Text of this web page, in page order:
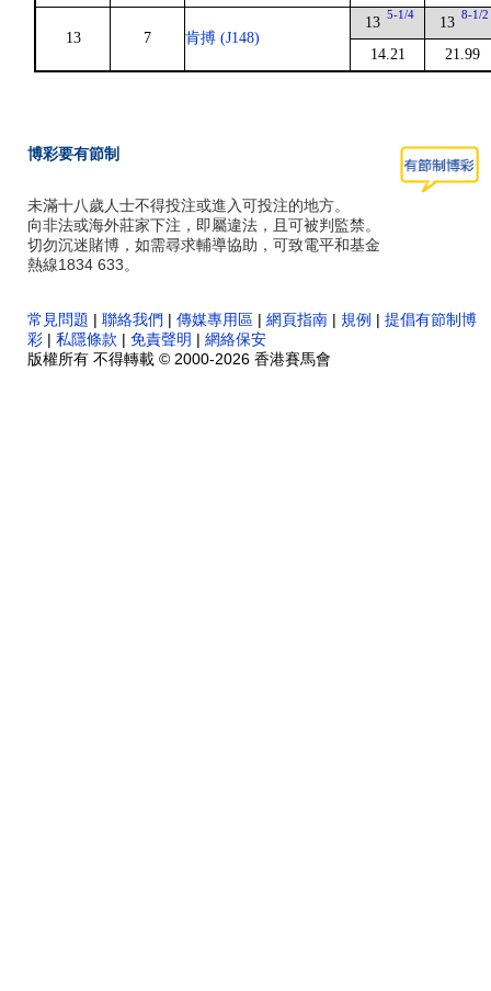
13 7 肯搏 (J148)
13 5-1/4
14.21
13 8-1/2
21.99
博彩要有節制
未滿十八歲人士不得投注或進入可投注的地方。
向非法或海外莊家下注，即屬違法，且可被判監禁。
切勿沉迷賭博，如需尋求輔導協助，可致電平和基金
熱線1834 633。
常見問題 | 聯絡我們 | 傳媒專用區 | 網頁指南 | 規例 | 提倡有節制博
彩 | 私隱條款 | 免責聲明 | 網絡保安
版權所有 不得轉載 © 2000-2026 香港賽馬會